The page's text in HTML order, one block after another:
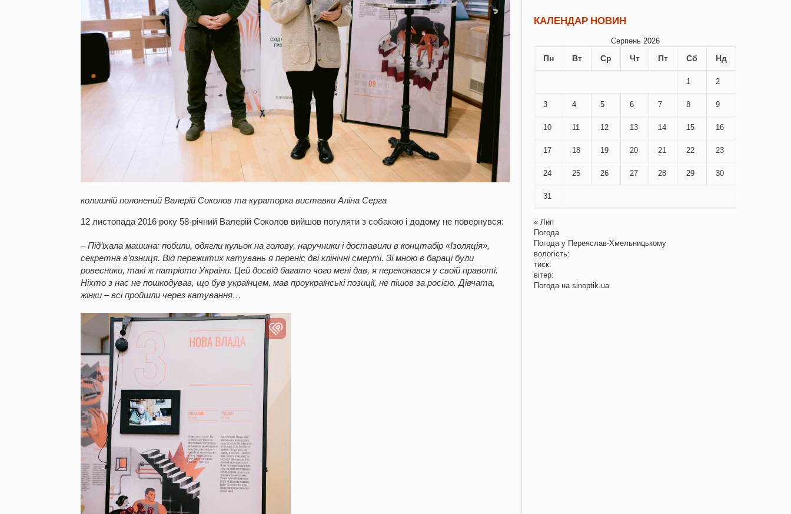
колишній полонений Валерій Соколов та кураторка виставки Аліна Серга
12 листопада 2016 року 58-річний Валерій Соколов вийшов погуляти з собакою і додому не повернувся:
– Під’їхала машина: побили, одягли кульок на голову, наручники і доставили в концтабір «Ізоляція»,
секретна в’язниця. Від пережитих катувань я переніс дві клінічні смерті. Зі мною в бараці були
ровесники, такі ж патріоти України. Цей досвід багато чого мені дав, я переконався у своїй правоті.
Ніхто з нас не пошкодував, що був українцем, мав проукраїнські позиції, не пішов за росією. Дівчата,
жінки – всі пройшли через катування…
КАЛЕНДАР НОВИН
Серпень 2026
Пн Вт Ср Чт Пт Сб Нд
1 2
3 4 5 6 7 8 9
10 11 12 13 14 15 16
17 18 19 20 21 22 23
24 25 26 27 28 29 30
31
« Лип
Погода
Погода у Переяслав-Хмельницькому
вологість:
тиск:
вітер:
Погода на sinoptik.ua